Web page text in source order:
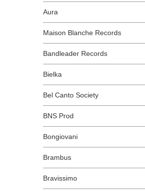
Aura
Maison Blanche Records
Bandleader Records
Bielka
Bel Canto Society
BNS Prod
Bongiovani
Brambus
Bravissimo